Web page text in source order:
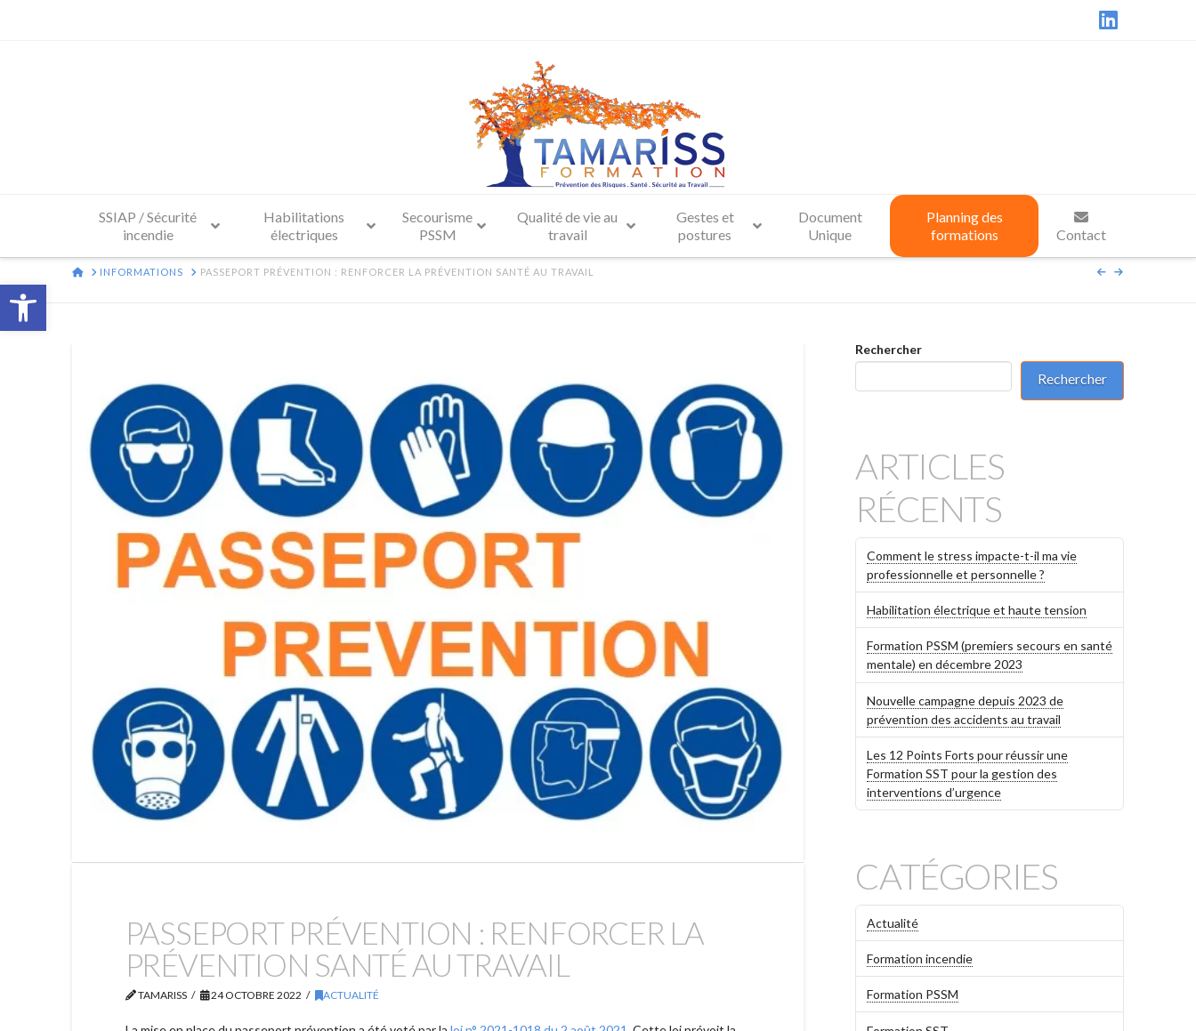
Ouvrir la barre d’outils
SSIAP / Sécurité
incendie
Habilitations
électriques
Secourisme
PSSM
Qualité de vie au
travail
Gestes et
postures
Document
Unique
Planning des
formations
Contact
HOMEINFORMATIONS PASSEPORT PRÉVENTION : RENFORCER LA PRÉVENTION SANTÉ AU TRAVAIL
PASSEPORT PRÉVENTION : RENFORCER LA
PRÉVENTION SANTÉ AU TRAVAIL
TAMARISS 24 OCTOBRE 2022 ACTUALITÉ
Rechercher
Rechercher
ARTICLES
RÉCENTS
Comment le stress impacte-t-il ma vie
professionnelle et personnelle ?
Habilitation électrique et haute tension
Formation PSSM (premiers secours en santé
mentale) en décembre 2023
Nouvelle campagne depuis 2023 de
prévention des accidents au travail
Les 12 Points Forts pour réussir une
Formation SST pour la gestion des
interventions d’urgence
CATÉGORIES
Actualité
Formation incendie
Formation PSSM